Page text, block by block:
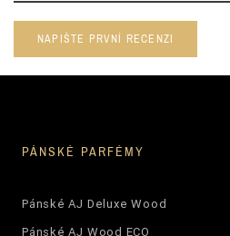
NAPIŠTE PRVNÍ RECENZI
PÁNSKÉ PARFÉMY
Pánské AJ Deluxe Wood
Pánské AJ Wood ECO